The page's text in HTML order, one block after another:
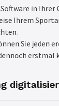
in
Ihrem
Sie jeden
erstmal